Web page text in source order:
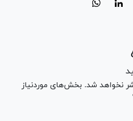
نخواهد شد. بخش‌های موردنیاز